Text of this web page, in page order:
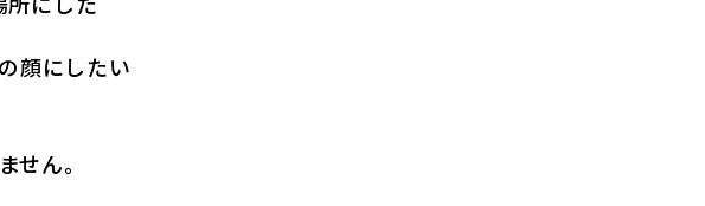
顔にしたい
せん。